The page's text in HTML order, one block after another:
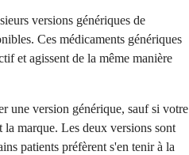
versions génériques de
Ces médicaments génériques
et agissent de la même manière
une version générique, sauf si votre
marque. Les deux versions sont
patients préfèrent s'en tenir à la